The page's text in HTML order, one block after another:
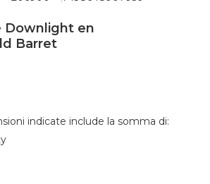
Downlight en
Barret
indicate include la somma di: